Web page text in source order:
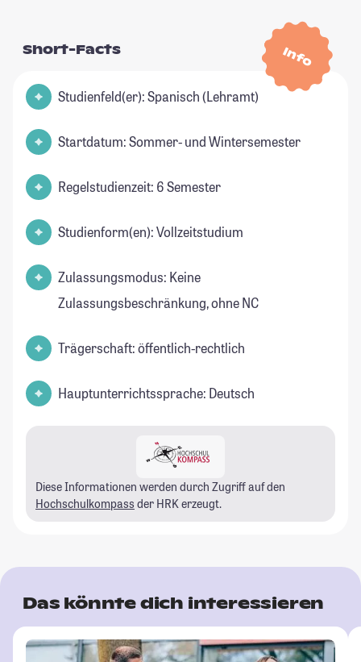
Info
Short-Facts
Studienfeld(er): Spanisch (Lehramt)
Startdatum: Sommer- und Wintersemester
Regelstudienzeit: 6 Semester
Studienform(en): Vollzeitstudium
Zulassungsmodus: Keine
Zulassungsbeschränkung, ohne NC
Trägerschaft: öffentlich-rechtlich
Hauptunterrichtssprache: Deutsch
Diese Informationen werden durch Zugriff auf den
Hochschulkompass der HRK erzeugt.
Das könnte dich interessieren